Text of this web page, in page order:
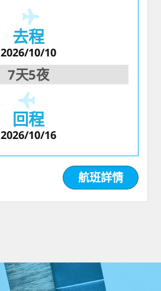
去程
2026/10/10
7天5夜
回程
2026/10/16
航班詳情